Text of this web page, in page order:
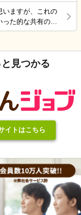
DVDを必ず観て
い自分がいま
いますが、これの
た的な共有の書
を共有できると思
個人的に思いま
」的な思考が強
ことばかり言っ
見つかる
イトはこちら